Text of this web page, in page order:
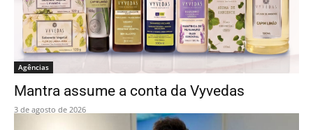
Agências
Mantra assume a conta da Vyvedas
3 de agosto de 2026